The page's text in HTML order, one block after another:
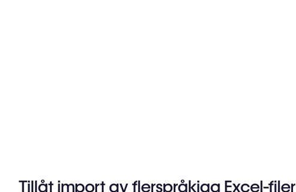
Tillåt import av flerspråkiga Excel-filer